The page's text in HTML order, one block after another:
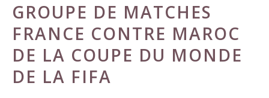
GROUPE DE MATCHES
FRANCE CONTRE MAROC
DE LA COUPE DU MONDE
DE LA FIFA